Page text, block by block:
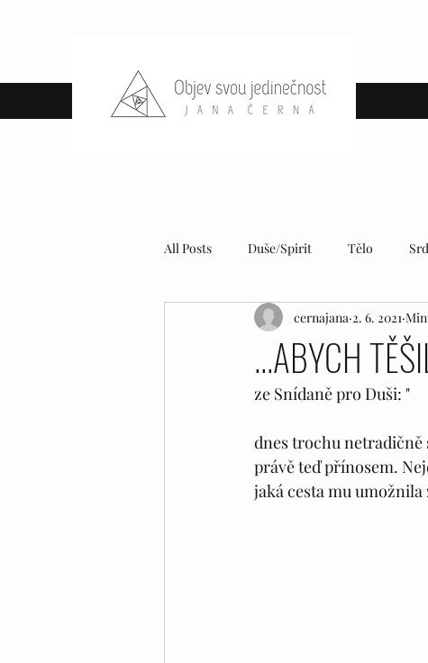
All Posts Duše/Spirit Tělo
...ABYCH
cernajana 2. 6. 2021
ze Snídaně pro Duši: "
dnes trochu netradičně
právě teď přínosem.
jaká cesta mu